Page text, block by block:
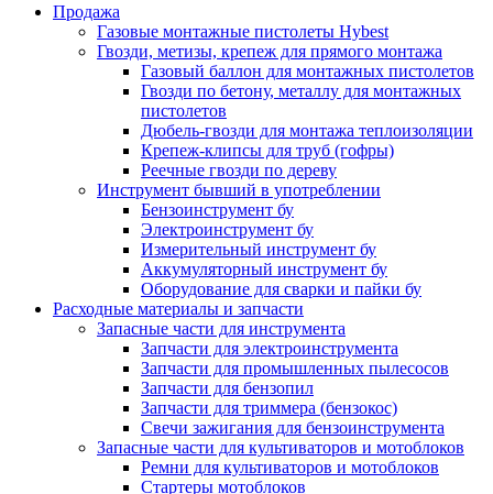
Продажа
Газовые монтажные пистолеты Hybest
Гвозди, метизы, крепеж для прямого монтажа
Газовый баллон для монтажных пистолетов
Гвозди по бетону, металлу для монтажных
пистолетов
Дюбель-гвозди для монтажа теплоизоляции
Крепеж-клипсы для труб (гофры)
Реечные гвозди по дереву
Инструмент бывший в употреблении
Бензоинструмент бу
Электроинструмент бу
Измерительный инструмент бу
Аккумуляторный инструмент бу
Оборудование для сварки и пайки бу
Расходные материалы и запчасти
Запасные части для инструмента
Запчасти для электроинструмента
Запчасти для промышленных пылесосов
Запчасти для бензопил
Запчасти для триммера (бензокос)
Свечи зажигания для бензоинструмента
Запасные части для культиваторов и мотоблоков
Ремни для культиваторов и мотоблоков
Стартеры мотоблоков